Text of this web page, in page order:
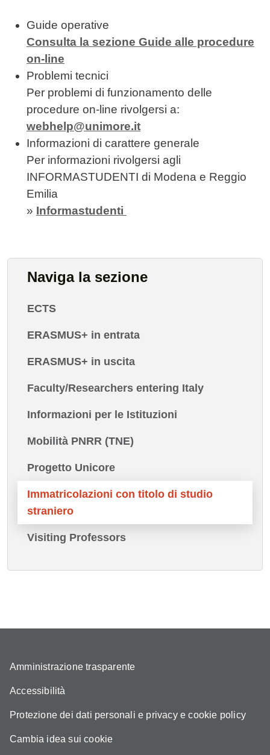
Guide operative
Consulta la sezione Guide alle procedure
on-line
Problemi tecnici
Per problemi di funzionamento delle
procedure on-line rivolgersi a:
webhelp@unimore.it
Informazioni di carattere generale
Per informazioni rivolgersi agli
INFORMASTUDENTI di Modena e Reggio
Emilia
» Informastudenti
Naviga la sezione
ECTS
ERASMUS+ in entrata
ERASMUS+ in uscita
Faculty/Researchers entering Italy
Informazioni per le Istituzioni
Mobilità PNRR (TNE)
Progetto Unicore
Immatricolazioni con titolo di studio
straniero
Visiting Professors
Amministrazione trasparente
Accessibilità
Protezione dei dati personali e privacy e cookie policy
Cambia idea sui cookie